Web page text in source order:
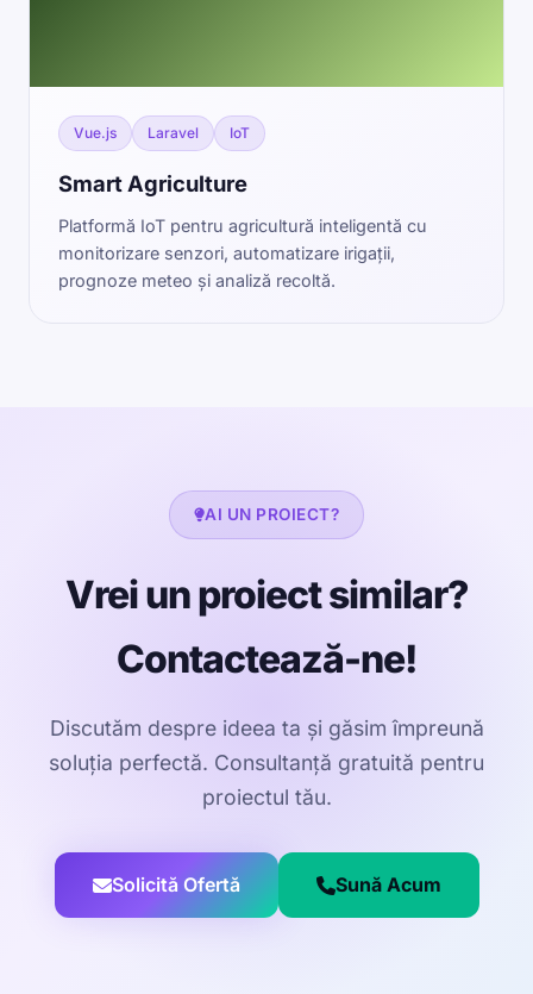
Vue.js Laravel IoT
Smart Agriculture
Platformă IoT pentru agricultură inteligentă cu
monitorizare senzori, automatizare irigații,
prognoze meteo și analiză recoltă.
AI UN PROIECT?
Vrei un proiect similar?
Contactează-ne!
Discutăm despre ideea ta și găsim împreună
soluția perfectă. Consultanță gratuită pentru
proiectul tău.
Solicită Ofertă Sună Acum